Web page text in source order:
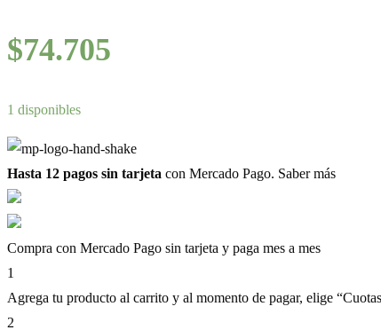
$74.705
1 disponibles
Hasta 12 pagos sin tarjeta con Mercado Pago. Saber más
Compra con Mercado Pago sin tarjeta y paga mes a mes
1
Agrega tu producto al carrito y al momento de pagar, elige
2